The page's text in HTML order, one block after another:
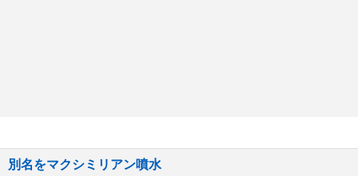
別名をマクシミリアン噴水